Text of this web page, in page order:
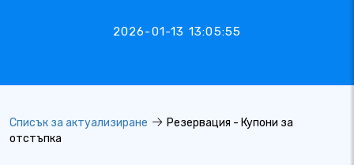
2026-01-13 13:05:55
Списък за актуализиране
Резервация - Купони за
отстъпка